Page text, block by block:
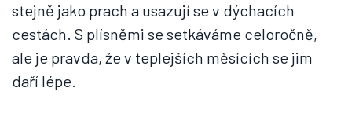
stejně jako prach a usazují se v dýchacích
cestách. S plísněmi se setkáváme celoročně,
ale je pravda, že v teplejších měsících se jim
daří lépe.